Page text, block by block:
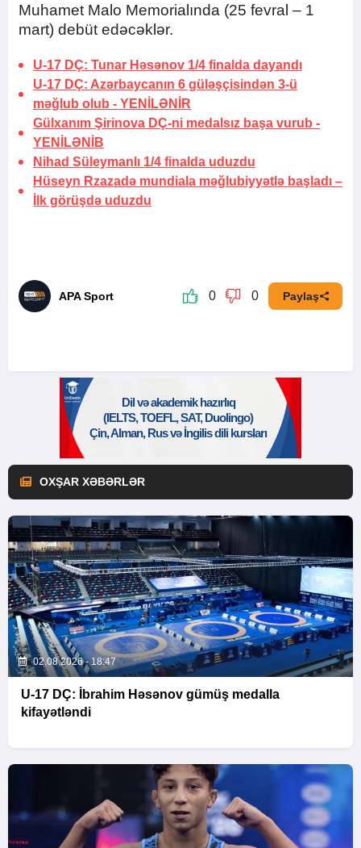
Muhamet Malo Memorialında (25 fevral – 1
mart) debüt edəcəklər.
U-17 DÇ: Tunar Həsənov 1/4 finalda dayandı
U-17 DÇ: Azərbaycanın 6 güləşçisindən 3-ü
məğlub olub - YENİLƏNİR
Gülxanım Şirinova DÇ-ni medalsız başa vurub -
YENİLƏNİB
Nihad Süleymanlı 1/4 finalda uduzdu
Hüseyn Rzazadə mundiala məğlubiyyətlə başladı –
İlk görüşdə uduzdu
APA Sport 0 0 Paylaş
OXŞAR XƏBƏRLƏR
02.08.2026 - 18:47
U-17 DÇ: İbrahim Həsənov gümüş medalla
kifayətləndi